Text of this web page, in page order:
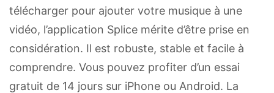
télécharger pour ajouter votre musique à une
vidéo, l’application Splice mérite d’être prise en
considération. Il est robuste, stable et facile à
comprendre. Vous pouvez profiter d’un essai
gratuit de 14 jours sur iPhone ou Android. La